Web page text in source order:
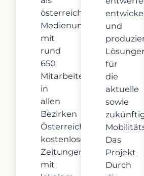
österreichisches
Medienunternehmen
mit
rund
650
Mitarbeiter:innen
in
allen
Bezirken
Österreichs
kostenlose
Zeitungen
mit
und
für
die
aktuelle
sowie
Das
Projekt
Durch